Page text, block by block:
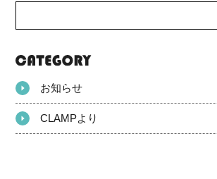
お知らせ
CLAMPより